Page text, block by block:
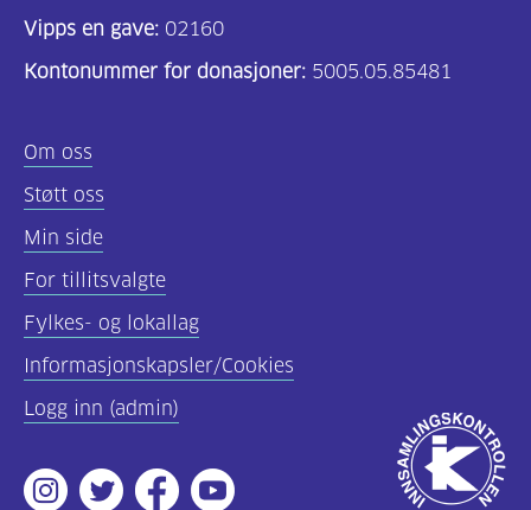
Vipps en gave: 02160
Kontonummer for donasjoner: 5005.05.85481
Om oss
Støtt oss
Min side
For tillitsvalgte
Fylkes- og lokallag
Informasjonskapsler/Cookies
Logg inn (admin)
Instagram
TwitterFacebookYoutube
Godkjent
av